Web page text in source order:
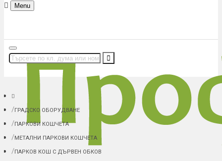
Menu
ГРАДСКО ОБОРУДВАНЕ
ПАРКОВИ КОШЧЕТА
МЕТАЛНИ ПАРКОВИ КОШЧЕТА
ПАРКОВ КОШ С ДЪРВЕН ОБКОВ